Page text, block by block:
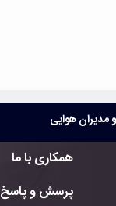
هوایی
همکاری با ما
پرسش و پاسخ